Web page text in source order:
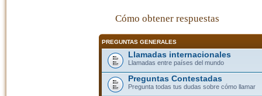
Cómo obtener respuestas
PREGUNTAS GENERALES
Llamadas internacionales
Llamadas entre países del mundo
Preguntas Contestadas
Pregunta todas tus dudas sobre cómo llamar